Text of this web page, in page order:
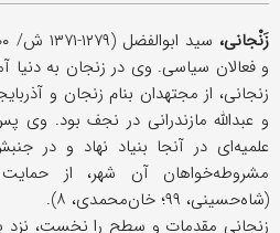
زَنْجانی،
و فعالان سیاسی. وی در زنجان به
زنجانی، از مجتهدان بنام زنجان و
و عبدالله مازندرانی در نجف بود. وی
علمیه‌ای در آنجا بنیاد نهاد و در
مشروطه‌خواهان آن شهر، از
(شاه‌حسینی، ۹۹؛ خان‌محمدی، ۸).
زنجانی مقدمات و سطح را نخست، نزد